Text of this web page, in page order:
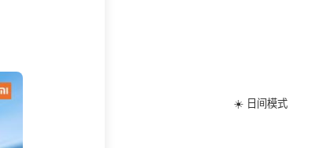
☀️ 日间模式